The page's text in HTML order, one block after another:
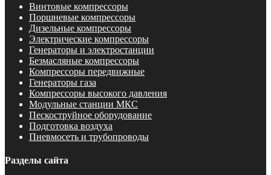
Винтовые компрессоры
Поршневые компрессоры
Дизельные компрессоры
Электрические компрессоры
Генераторы и электростанции
Безмасляные компрессоры
Компрессоры передвижные
Генераторы газа
Компрессоры высокого давления
Модульные станции МКС
Пескоструйное оборудование
Подготовка воздуха
Пневмосеть и трубопроводы
Разделы сайта